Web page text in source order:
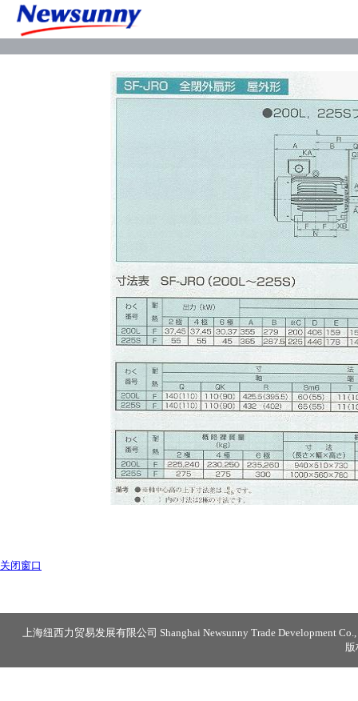
关闭窗口
上海纽西力贸易发展有限公司 Shanghai Newsunny Trade Development